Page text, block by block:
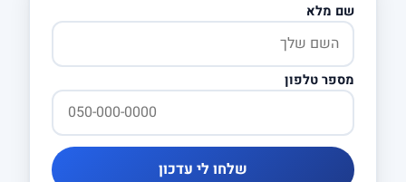
שם מלא
מספר טלפון
שלחו לי עדכון